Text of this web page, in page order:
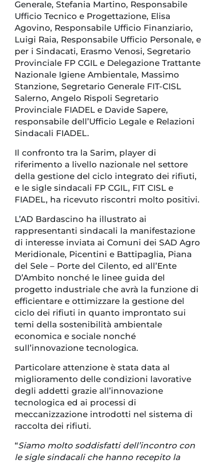
Generale, Stefania Martino, Responsabile
Ufficio Tecnico e Progettazione, Elisa
Agovino, Responsabile Ufficio Finanziario,
Luigi Raia, Responsabile Ufficio Personale, e
per i Sindacati, Erasmo Venosi, Segretario
Provinciale FP CGIL e Delegazione Trattante
Nazionale Igiene Ambientale, Massimo
Stanzione, Segretario Generale FIT-CISL
Salerno, Angelo Rispoli Segretario
Provinciale FIADEL e Davide Sapere,
responsabile dell’Ufficio Legale e Relazioni
Sindacali FIADEL.
Il confronto tra la Sarim, player di
riferimento a livello nazionale nel settore
della gestione del ciclo integrato dei rifiuti,
e le sigle sindacali FP CGIL, FIT CISL e
FIADEL, ha ricevuto riscontri molto positivi.
L’AD Bardascino ha illustrato ai
rappresentanti sindacali la manifestazione
di interesse inviata ai Comuni dei SAD Agro
Meridionale, Picentini e Battipaglia, Piana
del Sele – Porte del Cilento, ed all’Ente
D’Ambito nonché le linee guida del
progetto industriale che avrà la funzione di
efficientare e ottimizzare la gestione del
ciclo dei rifiuti in quanto improntato sui
temi della sostenibilità ambientale
economica e sociale nonché
sull’innovazione tecnologica.
Particolare attenzione è stata data al
miglioramento delle condizioni lavorative
degli addetti grazie all’innovazione
tecnologica ed ai processi di
meccanizzazione introdotti nel sistema di
raccolta dei rifiuti.
“Siamo molto soddisfatti dell’incontro con
le sigle sindacali che hanno recepito la